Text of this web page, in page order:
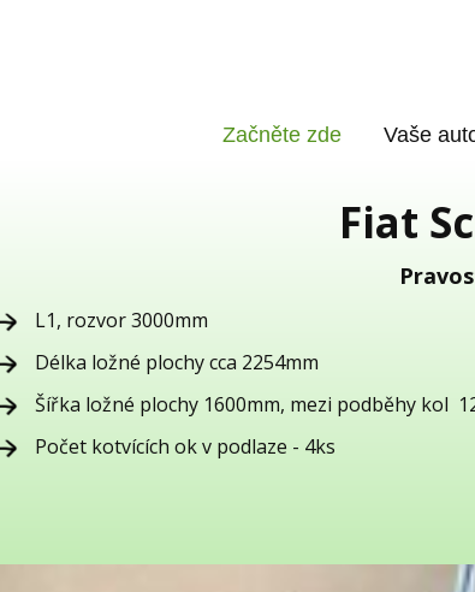
Začněte zde Vaše
Fiat
L1, rozvor 3000mm
Délka ložné plochy cca 2254mm
Šířka ložné plochy 1600mm, mezi podběhy kol
Počet kotvících ok v podlaze - 4ks